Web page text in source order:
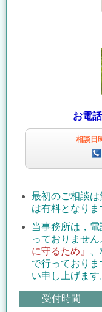
お電
相談日
最初のご相談は
は有料となりま
当事務所は，
っておりません
に守るため 』
で行っており
い申し上げます
受付時間